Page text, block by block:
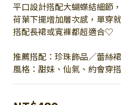
平口設計搭配大蝴蝶結細節
荷葉下擺增加層次感，單穿
搭配長裙或寬褲都超適合♡
推薦搭配：珍珠飾品／蕾絲
風格：甜妹、仙氣、約會穿